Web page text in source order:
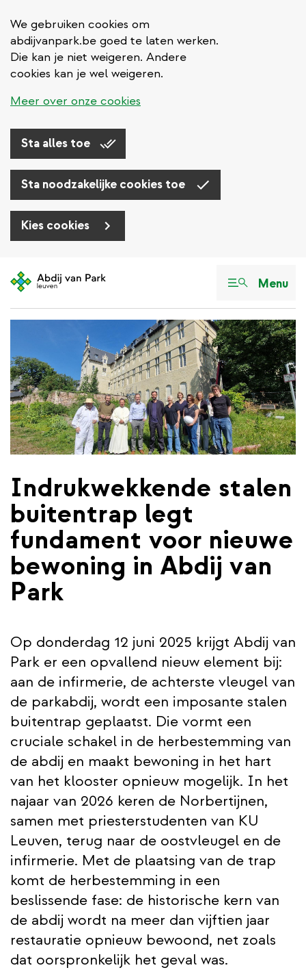
We gebruiken cookies om
abdijvanpark.be goed te laten werken.
Die kan je niet weigeren. Andere
cookies kan je wel weigeren.
Meer over onze cookies
Sta alles toe
Sta noodzakelijke cookies toe
Kies cookies
en
de
Menu
Indrukwekkende stalen
buitentrap legt
fundament voor nieuwe
bewoning in Abdij van
Park
Op donderdag 12 juni 2025 krijgt Abdij van
Park er een opvallend nieuw element bij:
aan de infirmerie, de achterste vleugel van
de parkabdij, wordt een imposante stalen
buitentrap geplaatst. Die vormt een
cruciale schakel in de herbestemming van
de abdij en maakt bewoning in het hart
van het klooster opnieuw mogelijk. In het
najaar van 2026 keren de Norbertijnen,
samen met priesterstudenten van KU
Leuven, terug naar de oostvleugel en de
infirmerie. Met de plaatsing van de trap
komt de herbestemming in een
beslissende fase: de historische kern van
de abdij wordt na meer dan vijftien jaar
restauratie opnieuw bewoond, net zoals
dat oorspronkelijk het geval was.